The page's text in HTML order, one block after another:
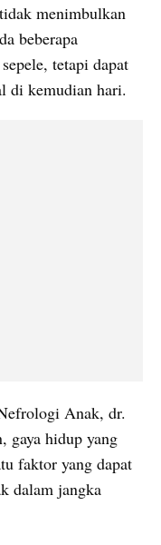
menimbulkan
beberapa
tetapi dapat
di kemudian hari.
Anak, dr.
gaya hidup yang
faktor yang dapat
dalam jangka